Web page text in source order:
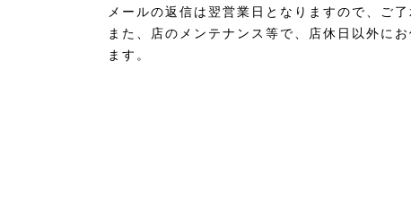
メールの返信は翌営業日となりますので、ご了
また、店のメンテナンス等で、店休日以外に
ます。